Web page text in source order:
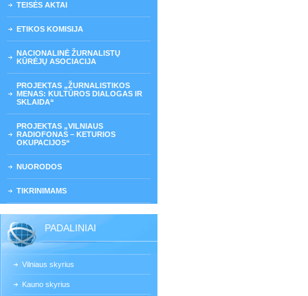
TEISĖS AKTAI
ETIKOS KOMISIJA
NACIONALINĖ ŽURNALISTŲ
KŪRĖJŲ ASOCIACIJA
PROJEKTAS „ŽURNALISTIKOS
MENAS: KULTŪROS DIALOGAS IR
SKLAIDA“
PROJEKTAS „VILNIAUS
RADIOFONAS – KETURIOS
OKUPACIJOS“
NUORODOS
TIKRINIMAMS
PADALINIAI
Vilniaus skyrius
Kauno skyrius